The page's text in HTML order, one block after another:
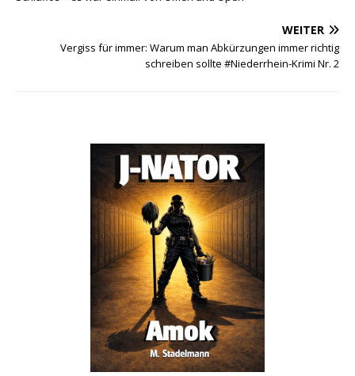
WEITER
Vergiss für immer: Warum man Abkürzungen immer richtig
schreiben sollte #Niederrhein-Krimi Nr. 2